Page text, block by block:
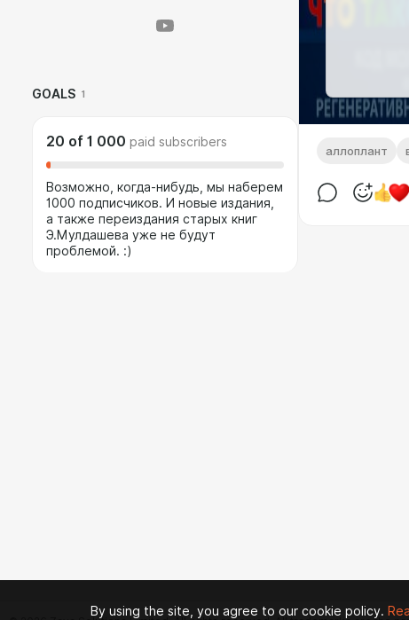
GOALS 1
20 of 1 000 paid subscribers
Возможно, когда-нибудь, мы наберем
1000 подписчиков. И новые издания,
а также переиздания старых книг
Э.Мулдашева уже не будут
проблемой. :)
аллоплант
By using the site, you agree to our cookie policy.